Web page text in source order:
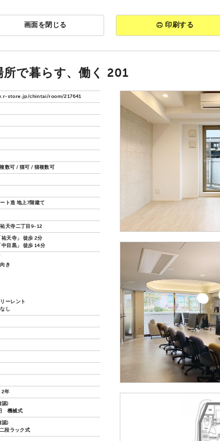
画面を閉じる 印刷する
所で暮らす、働く 201
store.jp/chintai/room/217641
数可 / 猫可 / 猫複数可
ト造 地上7階建て
天寺二丁目9-12
天寺」 徒歩 2分
中目黒」 徒歩 14分
き
ーレント
し
2年
認)
機械式
認)
段ラック式